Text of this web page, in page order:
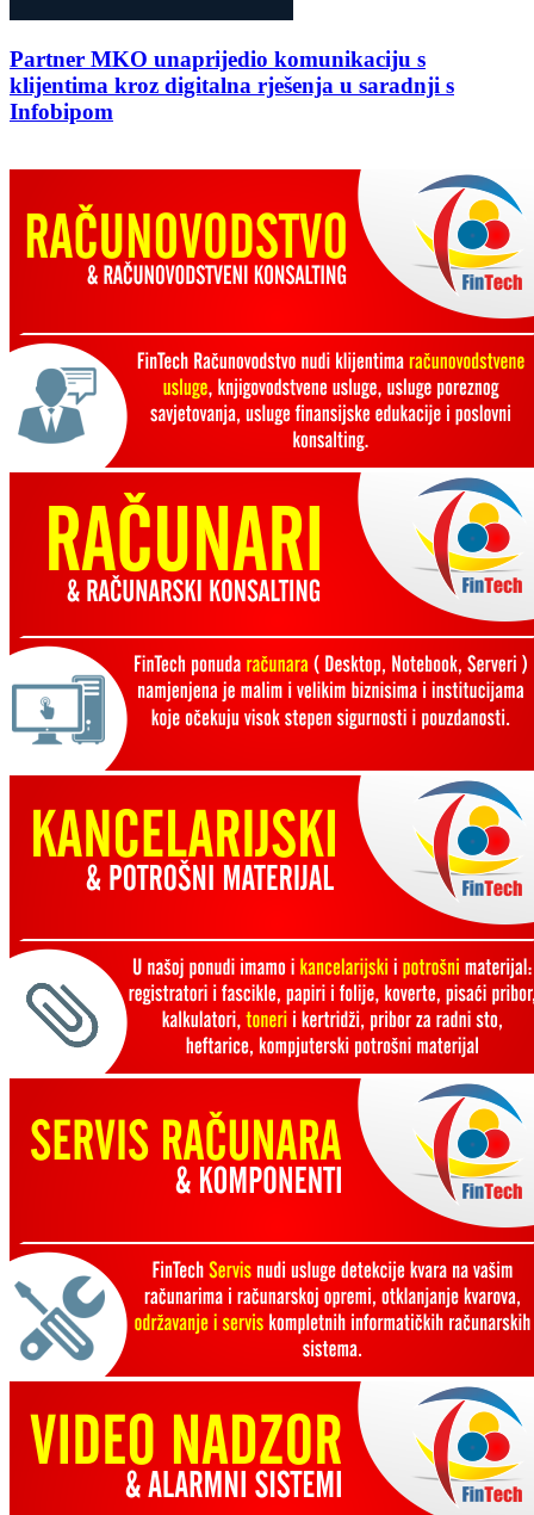
Partner MKO unaprijedio komunikaciju s
klijentima kroz digitalna rješenja u saradnji s
Infobipom